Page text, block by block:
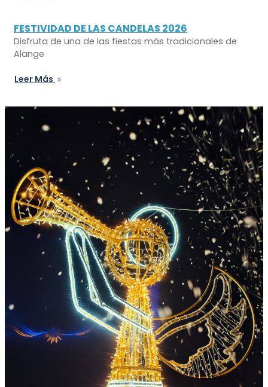
FESTIVIDAD DE LAS CANDELAS 2026
Disfruta de una de las fiestas más tradicionales de
Alange
Leer Más